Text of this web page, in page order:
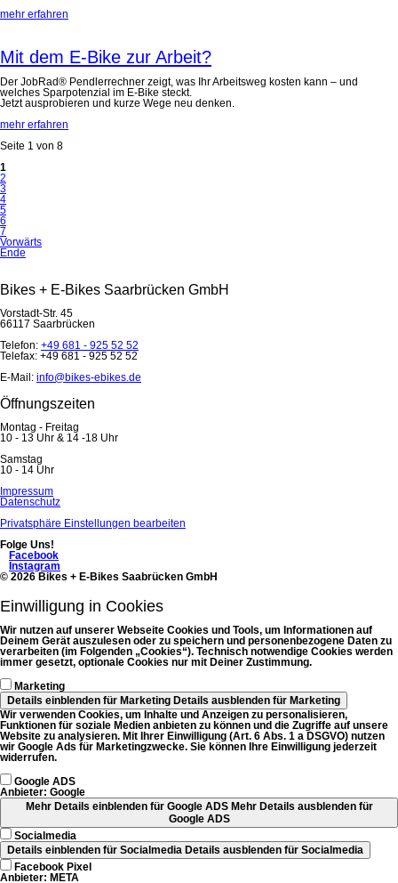
mehr erfahren
Mit dem E-Bike zur Arbeit?
Der JobRad® Pendlerrechner zeigt, was Ihr Arbeitsweg kosten kann – und
welches Sparpotenzial im E-Bike steckt.
Jetzt ausprobieren und kurze Wege neu denken.
mehr erfahren
Seite 1 von 8
1
2
3
4
5
6
7
Vorwärts
Ende
Bikes + E-Bikes Saarbrücken GmbH
Vorstadt-Str. 45
66117 Saarbrücken
Telefon: +49 681 - 925 52 52
Telefax: +49 681 - 925 52 52
E-Mail: info@bikes-ebikes.de
Öffnungszeiten
Montag - Freitag
10 - 13 Uhr & 14 -18 Uhr
Samstag
10 - 14 Uhr
Navigation
überspringen
Impressum
Datenschutz
Privatsphäre Einstellungen bearbeiten
Folge Uns!
Facebook
Instagram
© 2026 Bikes + E-Bikes Saabrücken GmbH
Einwilligung in Cookies
Wir nutzen auf unserer Webseite Cookies und Tools, um Informationen auf
Deinem Gerät auszulesen oder zu speichern und personenbezogene Daten zu
verarbeiten (im Folgenden „Cookies“). Technisch notwendige Cookies werden
immer gesetzt, optionale Cookies nur mit Deiner Zustimmung.
Marketing
Details einblenden für Marketing Details ausblenden für Marketing
Wir verwenden Cookies, um Inhalte und Anzeigen zu personalisieren,
Funktionen für soziale Medien anbieten zu können und die Zugriffe auf unsere
Website zu analysieren. Mit Ihrer Einwilligung (Art. 6 Abs. 1 a DSGVO) nutzen
wir Google Ads für Marketingzwecke. Sie können Ihre Einwilligung jederzeit
widerrufen.
Google ADS
Anbieter: Google
Mehr Details einblendenfür Google ADS Mehr Details ausblendenfür
Google ADS
Socialmedia
Details einblenden für Socialmedia Details ausblenden für Socialmedia
Facebook Pixel
Anbieter: META